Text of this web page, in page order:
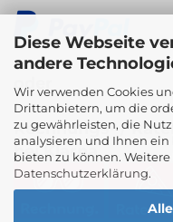
Diese Webseite
andere
Wir verwenden Cookies
Drittanbietern, um die
zu gewährleisten, die
analysieren und Ihnen
bieten zu können.
Datenschutzerklärung.
oder
Rechnungs- /
bei Klarna